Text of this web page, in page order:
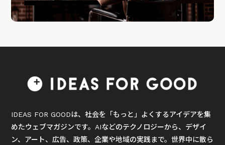
IDEAS FOR GOODは、社会を「もっと」よくするアイデアを集
めたウェブマガジンです。AIなどのテクノロジーから、デザイ
ン、アート、広告、政策、企業や地域の実践まで。世界中に散ら